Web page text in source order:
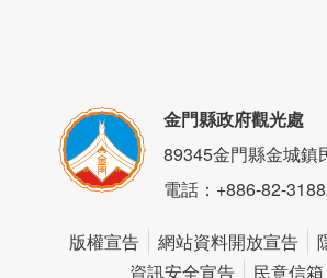
金門縣政府觀光處
89345金門縣金城鎮
電話：+886-82-
版權宣告 網站資料開放宣告
資訊安全宣告
民意信箱